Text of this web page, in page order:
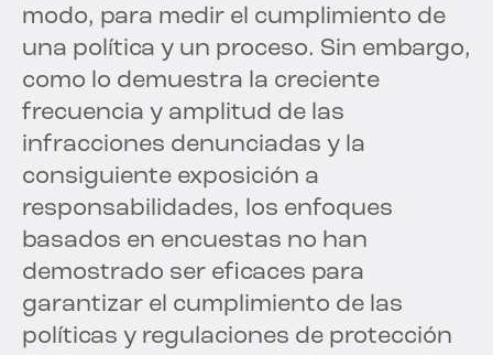
modo, para medir el cumplimiento de
una política y un proceso. Sin embargo,
como lo demuestra la creciente
frecuencia y amplitud de las
infracciones denunciadas y la
consiguiente exposición a
responsabilidades, los enfoques
basados en encuestas no han
demostrado ser eficaces para
garantizar el cumplimiento de las
políticas y regulaciones de protección